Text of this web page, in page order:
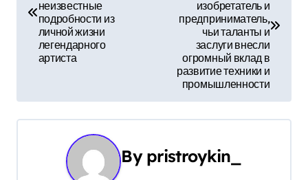
в
а
неизвестные
подробности из
личной жизни
легендарного
артиста
изобретатель и
предприниматель,
чьи таланты и
заслуги внесли
огромный вклад в
развитие техники и
промышленности
By pristroykin_